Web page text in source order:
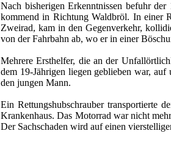
Nach bisherigen Erkenntnissen befuhr
kommend in Richtung Waldbröl. In einer
Zweirad, kam in den Gegenverkehr,
von der Fahrbahn ab, wo er in einer
Mehrere Ersthelfer, die an der
dem 19-Jährigen liegen geblieben war,
den jungen Mann.
Ein Rettungshubschrauber transportierte
Krankenhaus. Das Motorrad war nicht
Der Sachschaden wird auf einen